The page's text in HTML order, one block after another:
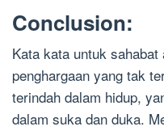
Conclusion:
Kata kata untuk
penghargaan yang tak
terindah dalam hidup,
dalam suka dan duka.